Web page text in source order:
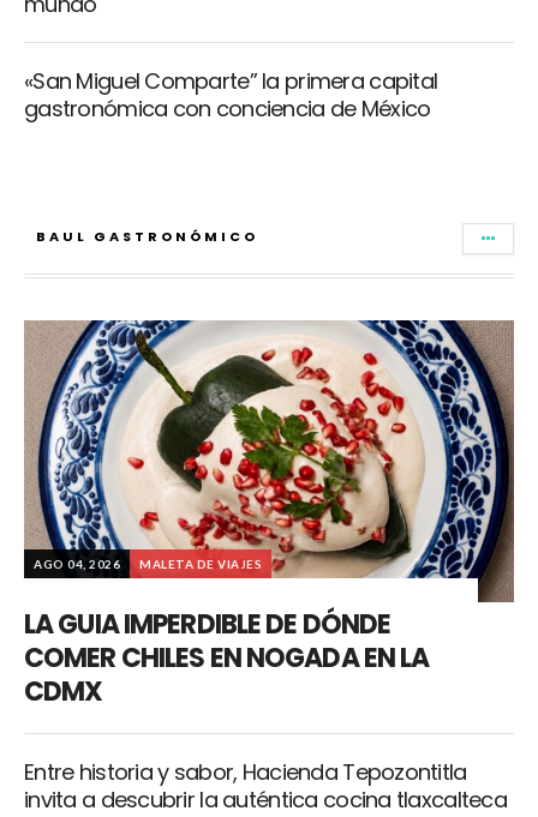
«San Miguel Comparte” la primera capital
gastronómica con conciencia de México
BAUL GASTRONÓMICO
AGO 04, 2026 MALETA DE VIAJES
LA GUIA IMPERDIBLE DE DÓNDE
COMER CHILES EN NOGADA EN LA
CDMX
Entre historia y sabor, Hacienda Tepozontitla
invita a descubrir la auténtica cocina tlaxcalteca